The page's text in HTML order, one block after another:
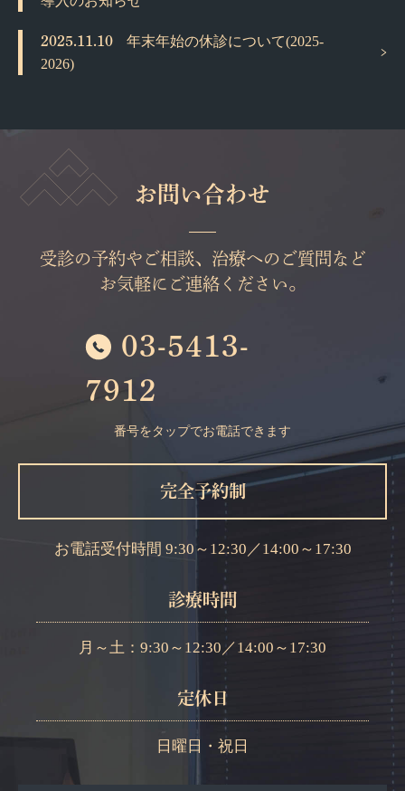
2025.11.10
年末年始の休診について(2025-
2026)
お問い合わせ
受診の予約やご相談、治療へのご質問など
お気軽にご連絡ください。
03-5413-
7912
番号をタップでお電話できます
完全予約制
お電話受付時間 9:30～12:30 ／14:00～17:30
診療時間
月～土：9:30～12:30 ／14:00～17:30
定休日
日曜日・祝日